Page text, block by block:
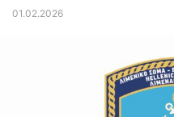
01.02.2026